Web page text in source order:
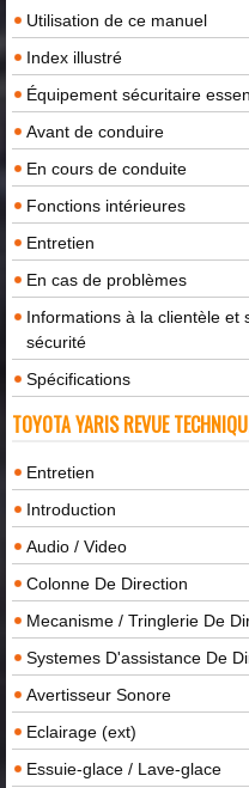
Utilisation de ce manuel
Index illustré
Équipement sécuritaire
Avant de conduire
En cours de conduite
Fonctions intérieures
Entretien
En cas de problèmes
Informations à la clientèle et
sécurité
Spécifications
TOYOTA YARIS REVUE
Entretien
Introduction
Audio / Video
Colonne De Direction
Mecanisme / Tringlerie De
Systemes D'assistance De
Avertisseur Sonore
Eclairage (ext)
Essuie-glace / Lave-glace